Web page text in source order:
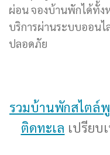
ผ่อน จองบ้านพักได้ทั้ง
บริการผ่านระบบออนไ
ปลอดภัย
รวมบ้านพักสไตล์
ติดทะเล เปรียบ